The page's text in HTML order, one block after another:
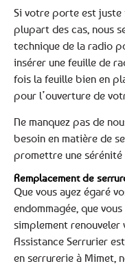
Si votre porte est juste
plupart des cas, nous
technique de la radio
insérer une feuille de
fois la feuille bien en
pour l’ouverture de
Ne manquez pas de
besoin en matière de
promettre une
Remplacement de
Que vous ayez égaré
endommagée, que
simplement
Assistance Serrurier
en serrurerie à Mimet,